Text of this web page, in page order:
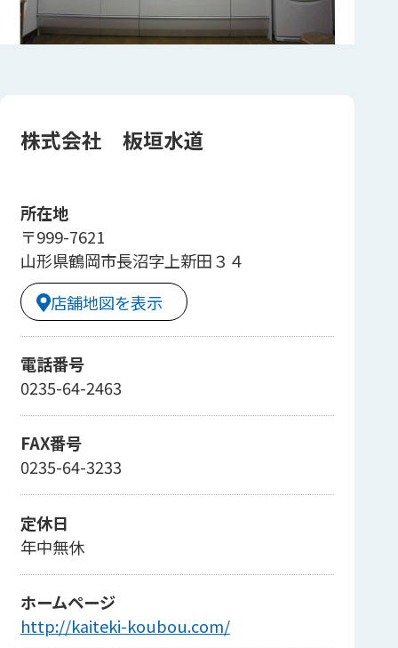
株式会社 板垣水道
所在地
〒999-7621
山形県鶴岡市長沼字上新田３４
店舗地図を表示
電話番号
0235-64-2463
FAX番号
0235-64-3233
定休日
年中無休
ホームページ
http://kaiteki-koubou.com/